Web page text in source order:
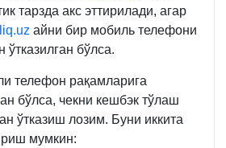
сон
қарор
б.
тарзда акс эттирилади, агар
айни бир мобиль телефони
ўтказилган бўлса.
телефон рақамларига
бўлса, чекни кешбэк тўлаш
ўтказиш лозим. Буни иккита
мумкин: